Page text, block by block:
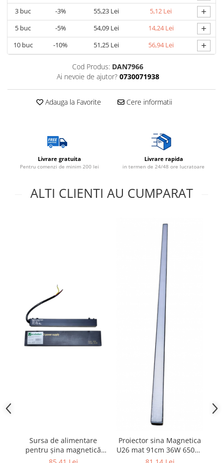
Spoturi led pe sina
Aparataj şi accesorii
Alimentatoare/Drivere
Cablu electric, canal cablu
Cap prelungitor
Doze
Electrocasnice de mici dimensiuni
Triplu Stecher
Întrerupătoare/Comutatoare
Ştechere/Stecher adaptor
Ţeavă PVC
Scule / utile / sonerii/ rulete
Adezivi si benzi adezive
3 buc -3% 55,23 Lei 5,12 Lei +
5 buc -5% 54,09 Lei 14,24 Lei +
10buc -10% 51,25 Lei 56,94 Lei +
Cod Produs: DAN7966
Ai nevoie de ajutor? 0730071938
Adauga la Favorite Cere informatii
Livrare gratuita
Pentru comenzi de minim 200 lei
Livrare rapida
in termen de 24/48 ore lucratoare
ALTI CLIENTI AU CUMPARAT
Sursa de alimentare
pentru șina magnetică
U26 100W DC48V
Proiector sina Magnetica
U26 mat 91cm 36W 6500K
Magnet Lumina rece CHIP